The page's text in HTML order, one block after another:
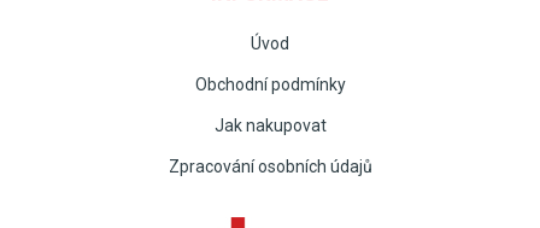
Úvod
Obchodní podmínky
Jak nakupovat
Zpracování osobních údajů